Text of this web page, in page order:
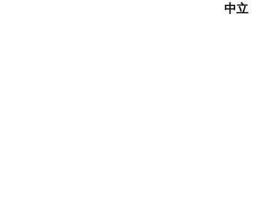
中立